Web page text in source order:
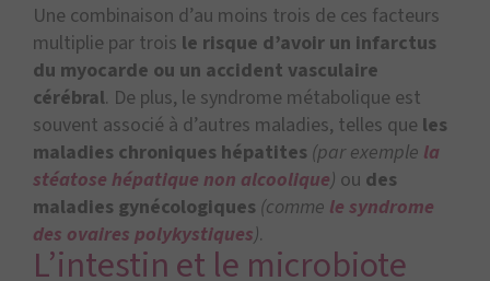
Une combinaison d’au moins trois de ces facteurs
multiplie par trois le risque d’avoir un infarctus
du myocarde ou un accident vasculaire
cérébral. De plus, le syndrome métabolique est
souvent associé à d’autres maladies, telles que les
maladies chroniques hépatites (par exemple la
stéatose hépatique non alcoolique) ou des
maladies gynécologiques (comme le syndrome
des ovaires polykystiques).
L’intestin et le microbiote